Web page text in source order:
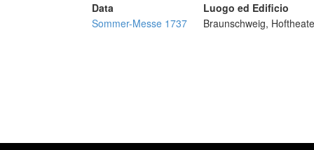
Data
Luogo ed Edificio
Sommer-Messe 1737
Braunschweig,